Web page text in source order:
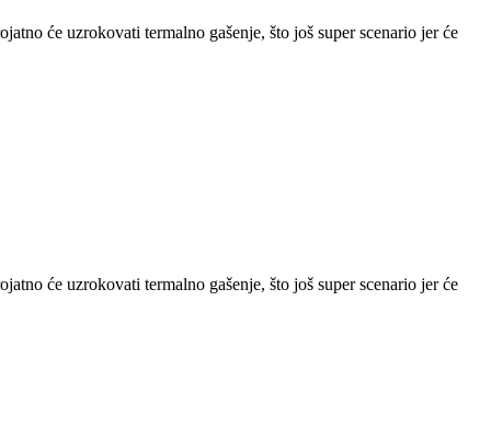
će uzrokovati termalno gašenje, što još super scenario jer će
će uzrokovati termalno gašenje, što još super scenario jer će